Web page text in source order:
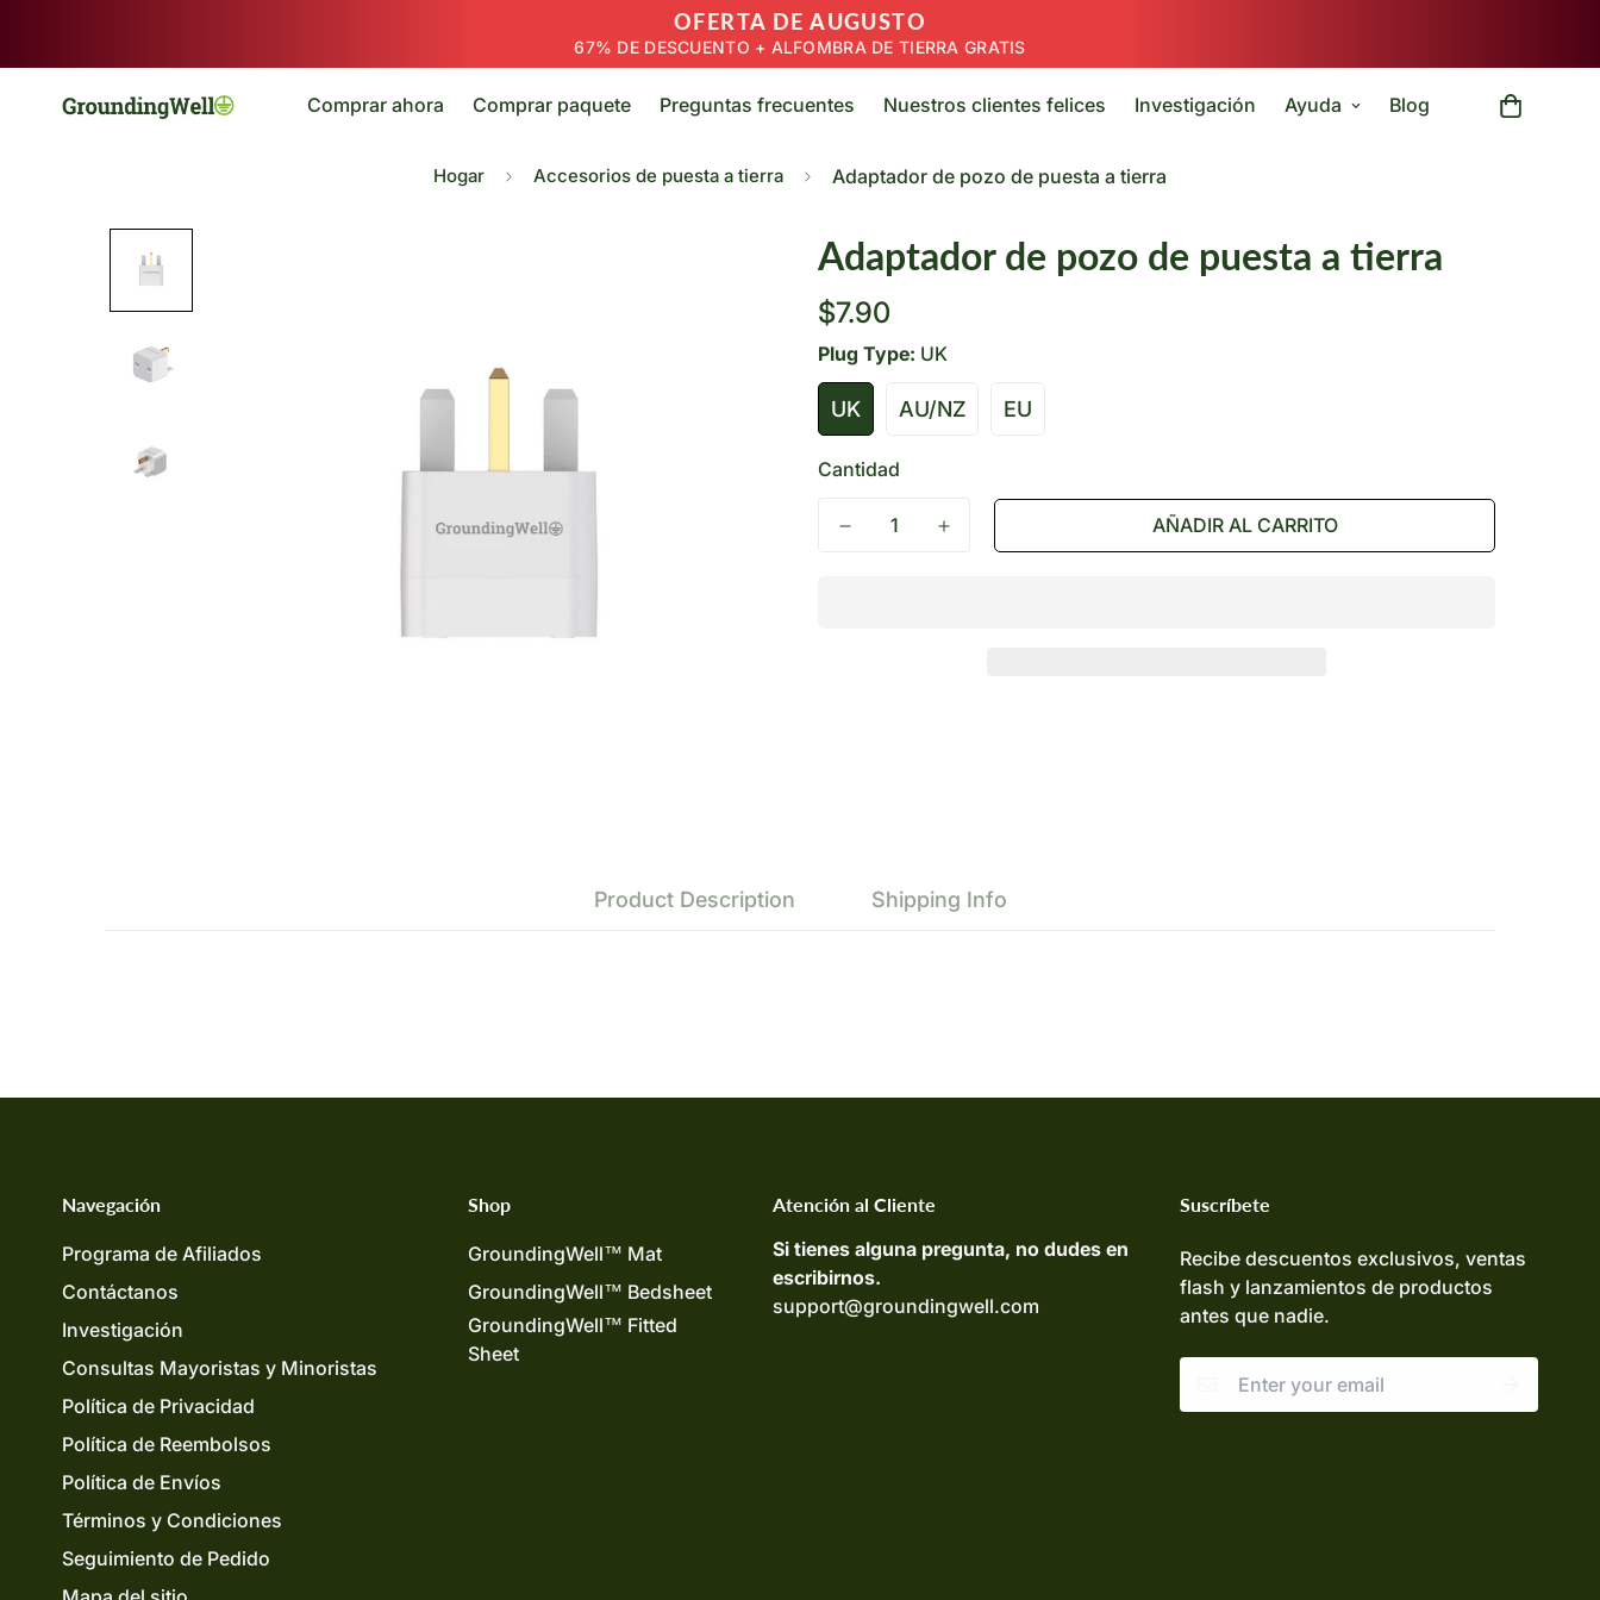
OFERTA DE AUGUSTO
67% DE DESCUENTO + ALFOMBRA DE TIERRA GRATIS
Comprar ahora Comprar paquete Preguntas frecuentes Nuestros clientes felices Investigación Ayuda Blog
Hogar Accesorios de puesta a tierra Adaptador de pozo de puesta a tierra
Adaptador de pozo de puesta a tierra
Precio
$7.90
Plug Type: UK
UK AU/NZ EU
Cantidad
AÑADIR AL CARRITO
Product Description Shipping Info
Navegación
Programa de Afiliados
Contáctanos
Investigación
Consultas Mayoristas y Minoristas
Política de Privacidad
Política de Reembolsos
Política de Envíos
Términos y Condiciones
Seguimiento de Pedido
Shop
GroundingWell™ Mat
GroundingWell™ Bedsheet
GroundingWell™ Fitted
Sheet
Atención al Cliente
Si tienes alguna pregunta, no dudes en
escribirnos.
support@groundingwell.com
Suscríbete
Recibe descuentos exclusivos, ventas
flash y lanzamientos de productos
antes que nadie.